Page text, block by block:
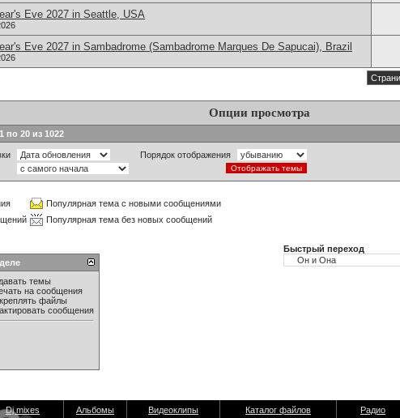
Eve 2027 in Seattle, USA
Eve 2027 in Sambadrome (Sambadrome Marques De Sapucai), Brazil
Опции просмотра
по 20 из 1022
Порядок отображения
Популярная тема с новыми сообщениями
Популярная тема без новых сообщений
темы
на сообщения
файлы
сообщения
Быстрый переход
Dj mixes Альбомы Видеоклипы Каталог файлов Радио